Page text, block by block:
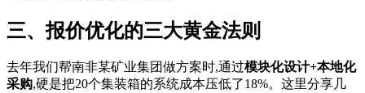
三、报价优化的三大黄金法则
去年我们帮南非某矿业集团做方案时,通过模块化设计+本地化
采购,硬是把20个集装箱的系统成本压低了18%。这里分享几